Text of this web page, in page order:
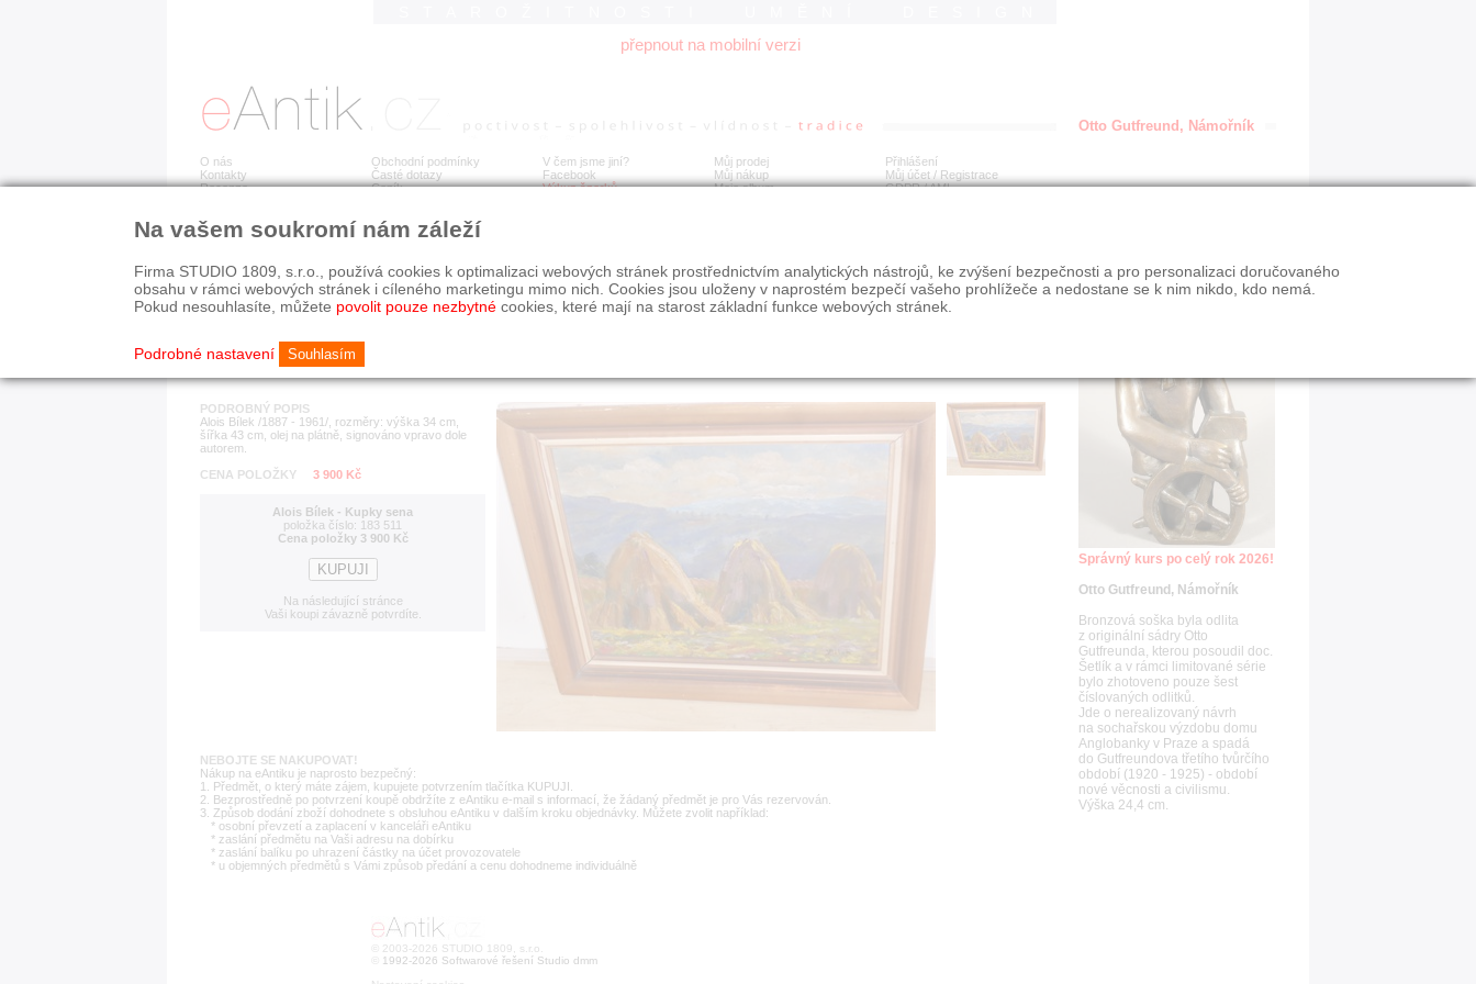
přepnout na mobilní verzi
O nás
Kontakty
Recenze
Obchodní podmínky
Časté dotazy
Ceník
V čem jsme jiní?
Facebook
Výkup šperků
Můj prodej
Můj nákup
Moje album
Přihlášení
Můj účet / Registrace
GDPR/AML
Detail položky č. 183 511 Alois Bílek - Kupky sena
PODROBNÝ POPIS
Alois Bílek /1887 - 1961/, rozměry: výška 34 cm,
šířka 43 cm, olej na plátně, signováno vpravo dole
autorem.
CENA POLOŽKY
3 900 Kč
Alois Bílek - Kupky sena
položka číslo: 183 511
Cena položky 3 900 Kč
Na následující stránce
Vaši koupi závazně potvrdíte.
NEBOJTE SE NAKUPOVAT!
Nákup na eAntiku je naprosto bezpečný:
1. Předmět, o který máte zájem, kupujete potvrzením tlačítka KUPUJI.
2. Bezprostředně po potvrzení koupě obdržíte z eAntiku e-mail s informací, že žádaný předmět je pro Vás rezervován.
3. Způsob dodání zboží dohodnete s obsluhou eAntiku v dalším kroku objednávky. Můžete zvolit například:
* osobní převzetí a zaplacení v kanceláři eAntiku
* zaslání předmětu na Vaši adresu na dobírku
* zaslání balíku po uhrazení částky na účet provozovatele
* u objemných předmětů s Vámi způsob předání a cenu dohodneme individuálně
© 2003-2026 STUDIO 1809, s.r.o.
1992-2026 Softwarové řešení Studio dmm
Otto Gutfreund, Námořník
Správný kurs po celý rok 2026!
Otto Gutfreund, Námořník
Bronzová soška byla odlita
z originální sádry Otto
Gutfreunda, kterou posoudil doc.
Šetlík a v rámci limitované série
bylo zhotoveno pouze šest
číslovaných odlitků.
Jde o nerealizovaný návrh
na sochařskou výzdobu domu
Anglobanky v Praze a spadá
do Gutfreundova třetího tvůrčího
období (1920 - 1925) - období
nové věcnosti a civilismu.
Výška 24,4 cm.
Na vašem soukromí nám záleží
Firma STUDIO 1809, s.r.o., používá cookies k optimalizaci webových stránek prostřednictvím analytických nástrojů, ke zvýšení bezpečnosti a pro personalizaci doručovaného
obsahu v rámci webových stránek i cíleného marketingu mimo nich. Cookies jsou uloženy v naprostém bezpečí vašeho prohlížeče a nedostane se k nim nikdo, kdo nemá.
Pokud nesouhlasíte, můžete povolit pouze nezbytné cookies, které mají na starost základní funkce webových stránek.
Podrobné nastavení Souhlasím